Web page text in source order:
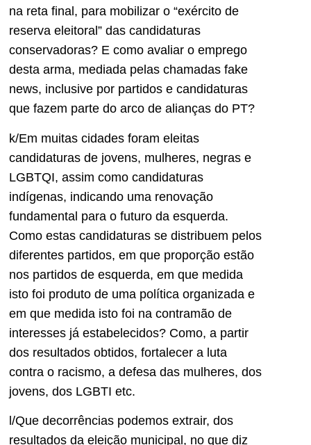
na reta final, para mobilizar o “exército de
reserva eleitoral” das candidaturas
conservadoras? E como avaliar o emprego
desta arma, mediada pelas chamadas fake
news, inclusive por partidos e candidaturas
que fazem parte do arco de alianças do PT?
k/Em muitas cidades foram eleitas
candidaturas de jovens, mulheres, negras e
LGBTQI, assim como candidaturas
indígenas, indicando uma renovação
fundamental para o futuro da esquerda.
Como estas candidaturas se distribuem pelos
diferentes partidos, em que proporção estão
nos partidos de esquerda, em que medida
isto foi produto de uma política organizada e
em que medida isto foi na contramão de
interesses já estabelecidos? Como, a partir
dos resultados obtidos, fortalecer a luta
contra o racismo, a defesa das mulheres, dos
jovens, dos LGBTI etc.
l/Que decorrências podemos extrair, dos
resultados da eleição municipal, no que diz